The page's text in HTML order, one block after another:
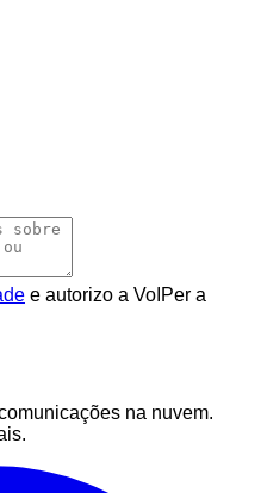
e autorizo a VoIPer a
na nuvem.